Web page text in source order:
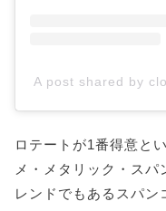
A post shared by
ロテートが1番得意と
メ・メタリック・ス
レンドでもあるスパン